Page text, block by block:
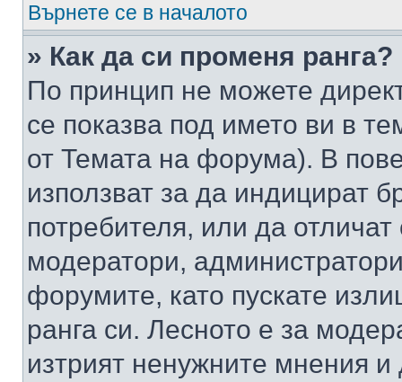
Върнете се в началото
» Как да си променя ранга?
По принцип не можете
се показва под името ви в
от Темата на форума). В
използват за да индицират
потребителя, или да
модератори,
форумите, като пускате
ранга си. Лесното е за
изтрият ненужните мнения